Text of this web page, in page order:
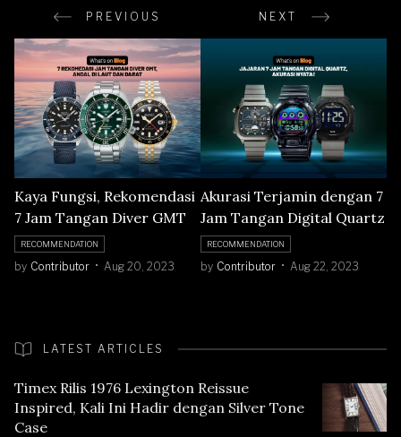
PREVIOUS NEXT
Kaya Fungsi, Rekomendasi
7 Jam Tangan Diver GMT
RECOMMENDATION
by Contributor Aug 20, 2023
Akurasi Terjamin dengan 7
Jam Tangan Digital Quartz
RECOMMENDATION
by Contributor Aug 22, 2023
LATEST ARTICLES
Timex Rilis 1976 Lexington Reissue
Inspired, Kali Ini Hadir dengan Silver Tone
Case